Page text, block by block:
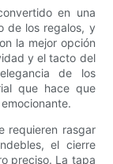
en una
de los regalos, y
la mejor opción
y el tacto del
de los
que hace que
requieren rasgar
el cierre
preciso. La tapa